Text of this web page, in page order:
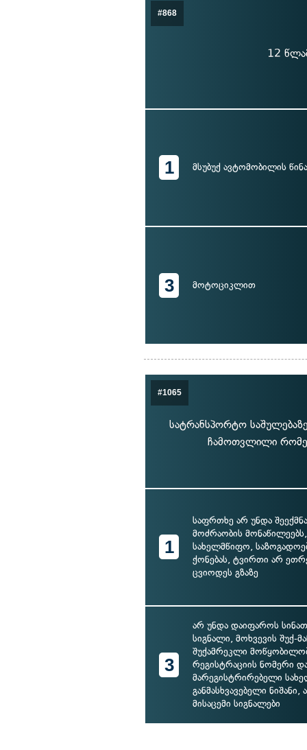
#868
12
1 მსუბუქ ავტომობილის
3 მოტოციკლით
#1065
სატრანსპორტო
ჩამოთვლილი
1
საფრთხე არ უნდა
მოძრაობის
სახელმწიფო,
ქონებას, ტვირთი არ
ცვიოდეს გზაზე
3
არ უნდა დაიფაროს
სიგნალი, მოხვევის შუქ-
შუქამრეკლი
რეგისტრაციის ნომერი
მარეგისტრირებელი
განმასხვავებელი
მისაცემი სიგნალები